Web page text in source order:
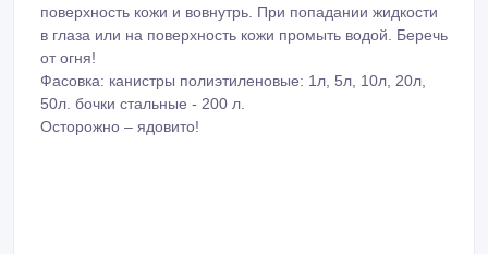
поверхность кожи и вовнутрь. При попадании жидкости
в глаза или на поверхность кожи промыть водой. Беречь
от огня!
Фасовка: канистры полиэтиленовые: 1л, 5л, 10л, 20л,
50л. бочки стальные - 200 л.
Осторожно – ядовито!